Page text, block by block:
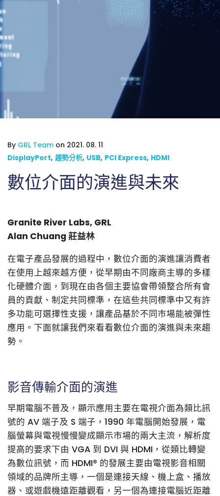
By GRL Team on 2021. 08. 11
DisplayPort, 趨勢分析, USB, PCI Express, HDMI
數位介面的演進與未來
Granite River Labs, GRL
Alan Chuang 莊益林
在電子產品發展的過程中，數位介面的演進讓消費者
在使用上越來越方便，從早期由不同廠商主導的多樣
化硬體介面，到現在由各個主要協會帶領整合所有會
員的貢獻、制定共同標準，在這些共同標準中又有許
多功能可選擇性支援，讓產品基於不同市場能被彈性
應用。下面就讓我們來看看數位介面的演進與未來趨
勢。
影音傳輸介面的演進
早期電腦不普及，顯示應用主要在電視介面為類比訊
號的 AV 端子及 S 端子，1990 年電腦開始發展，電
腦螢幕與電視慢慢變成顯示市場的兩大主流，解析度
提高的要求下由 VGA 到 DVI 與 HDMI，從類比轉變
為數位訊號，而 HDMI® 的發展主要由電視影音相關
領域的品牌所主導，一個是連接天線、機上盒、播放
器、或遊戲機遠距離觀看，另一個為連接電腦近距離